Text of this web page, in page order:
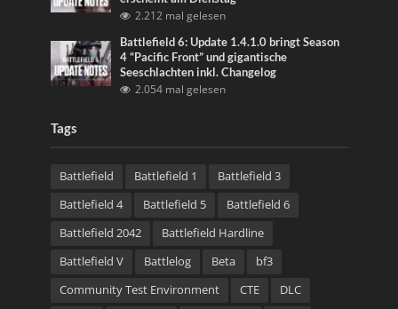
2.212 mal gelesen
Battlefield 6: Update 1.4.1.0 bringt Season
4 “Pacific Front” und gigantische
Seeschlachten inkl. Changelog
2.054 mal gelesen
Tags
Battlefield Battlefield 1
Battlefield 3
Battlefield 4
Battlefield 5
Battlefield 6
Battlefield 2042
Battlefield Hardline
Battlefield V
Battlelog Beta
bf3
Community Test Environment
CTE
DLC